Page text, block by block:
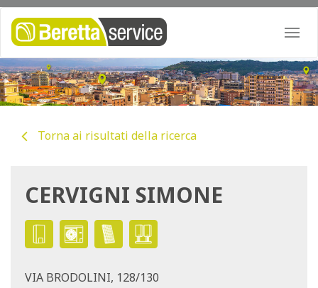
Torna ai risultati della ricerca
CERVIGNI SIMONE
VIA BRODOLINI, 128/130